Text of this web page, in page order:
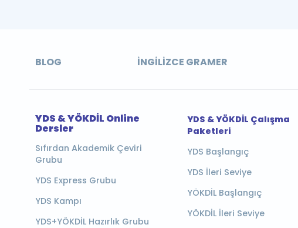
BLOG İNGILIZCE GRAMER
YDS & YÖKDİL Online
Dersler
Sıfırdan Akademik Çeviri
Grubu
YDS Express Grubu
YDS Kampı
YDS+YÖKDİL Hazırlık Grubu
YDS & YÖKDİL Çalışma
Paketleri
YDS Başlangıç
YDS İleri Seviye
YÖKDİL Başlangıç
YÖKDİL İleri Seviye